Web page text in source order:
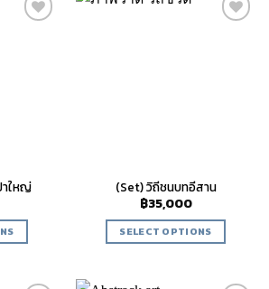
าใหญ่
(Set) วิถีชนบทอีสาน
฿35,000
SELECT OPTIONS